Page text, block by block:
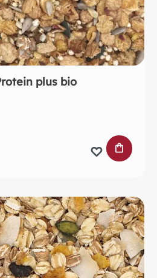
plus bio
IN DEN